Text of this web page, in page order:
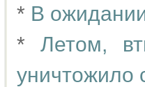
* В
* Летом,
уничтожило